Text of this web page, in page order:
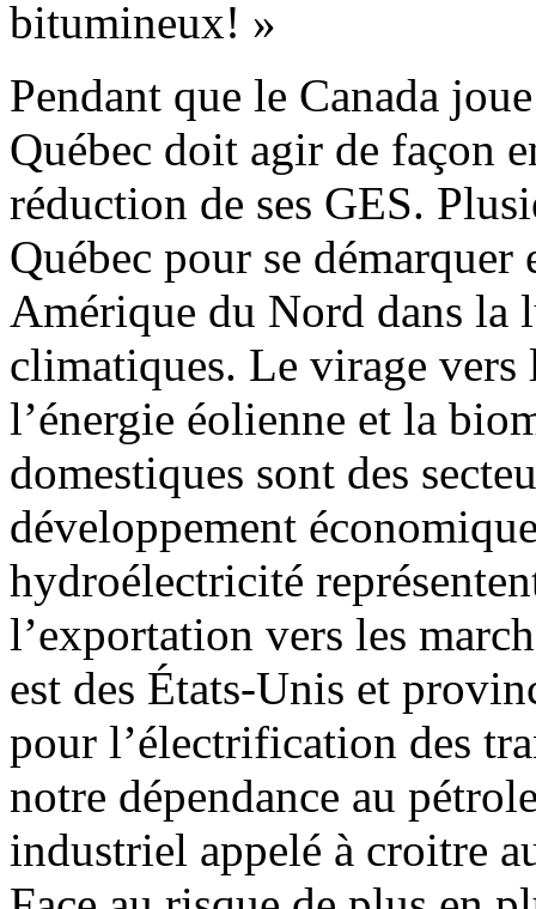
bitumineux! »
Pendant que le Canada
Québec doit agir de façon
réduction de ses GES.
Québec pour se démarquer
Amérique du Nord dans la
climatiques. Le virage vers
l’énergie éolienne et la
domestiques sont des
développement
hydroélectricité
l’exportation vers les
est des États-Unis et
pour l’électrification des
notre dépendance au
industriel appelé à croitre